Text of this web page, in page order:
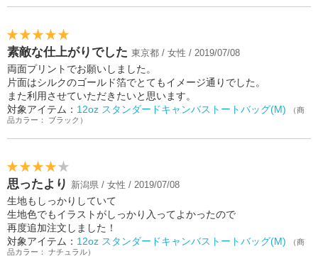
素敵な仕上がりでした 東京都 / 女性 / 2019/07/08
両面プリントでお願いしました。
片面はシルクのゴールド箔でとてもイメージ通りでした。
また利用させていただきたいと思います。
対象アイテム： 12oz スタンダードキャンバストートバッグ(M)
（商
品カラー： ブラック）
思ったより 新潟県 / 女性 / 2019/07/08
生地もしっかりしていて
生地色でもイラストがしっかり入ってよかったので
再度追加注文しました！
対象アイテム： 12oz スタンダードキャンバストートバッグ(M)
（商
品カラー： ナチュラル）